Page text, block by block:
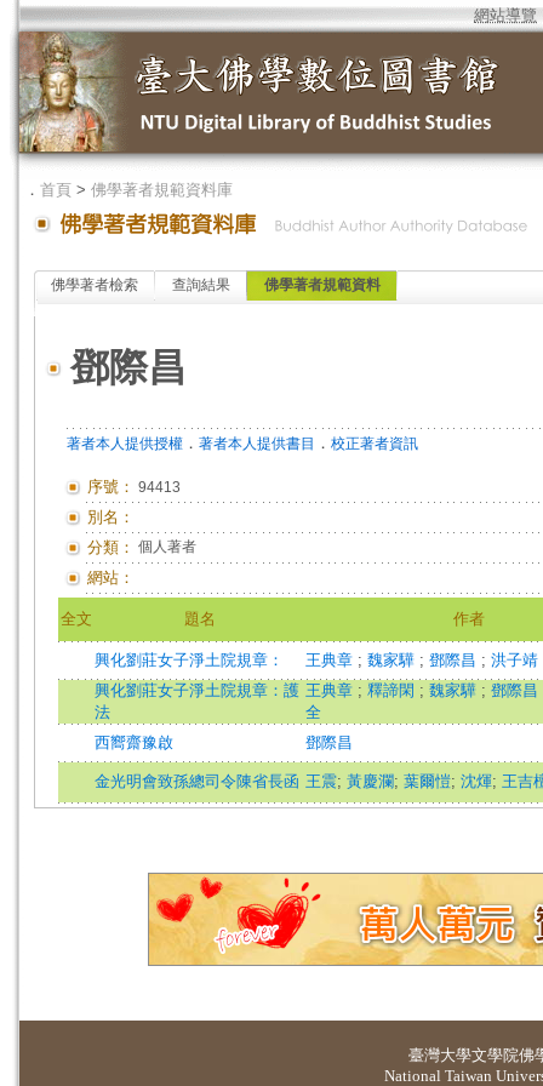
網站導覽
． 首頁 > 佛學著者規範資料庫
佛學著者檢索 查詢結果 佛學著者規範資料
鄧際昌
著者本人提供授權 ． 著者本人提供書目 ． 校正著者資訊
序號： 94413
別名：
分類： 個人著者
網站：
全文 題名 作者
興化劉莊女子淨土院規章： 王典章 ; 魏家驊 ; 鄧際昌 ; 洪子靖
興化劉莊女子淨土院規章：護
法
王典章 ; 釋諦閑 ; 魏家驊 ; 鄧際昌
全
西嚮齋豫啟
鄧際昌
金光明會致孫總司令陳省長函 王震; 黃慶瀾; 葉爾愷; 沈煇; 王吉
臺灣大學文學院佛
National Taiwan